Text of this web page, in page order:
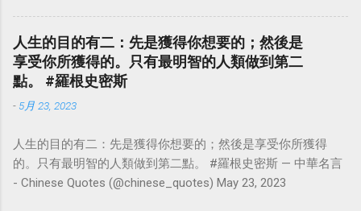
人生的目的有二：先是獲得你想要的；然後是
享受你所獲得的。只有最明智的人類做到第二
點。 #羅根史密斯
- 5月 23, 2023
人生的目的有二：先是獲得你想要的；然後是享受你所獲得
的。只有最明智的人類做到第二點。 #羅根史密斯 — 中華名言
- Chinese Quotes (@chinese_quotes) May 23, 2023